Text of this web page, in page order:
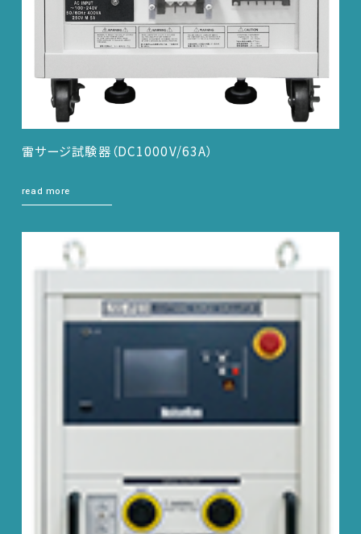
雷サージ試験器（DC1000V/63A）
read more